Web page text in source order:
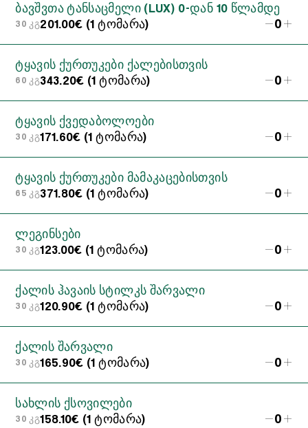
ბავშვთა ტანსაცმელი (LUX) 0-დან 10 წლამდე
30 კგ201.00€ (1 ტომარა) 0
ტყავის ქურთუკები ქალებისთვის
60 კგ343.20€ (1 ტომარა) 0
ტყავის ქვედაბოლოები
30 კგ171.60€ (1 ტომარა) 0
ტყავის ქურთუკები მამაკაცებისთვის
65 კგ371.80€ (1 ტომარა) 0
ლეგინსები
30 კგ123.00€ (1 ტომარა) 0
ქალის ჰავაის სტილკს შარვალი
30 კგ120.90€ (1 ტომარა) 0
ქალის შარვალი
30 კგ165.90€ (1 ტომარა) 0
სახლის ქსოვილები
30 კგ158.10€ (1 ტომარა) 0